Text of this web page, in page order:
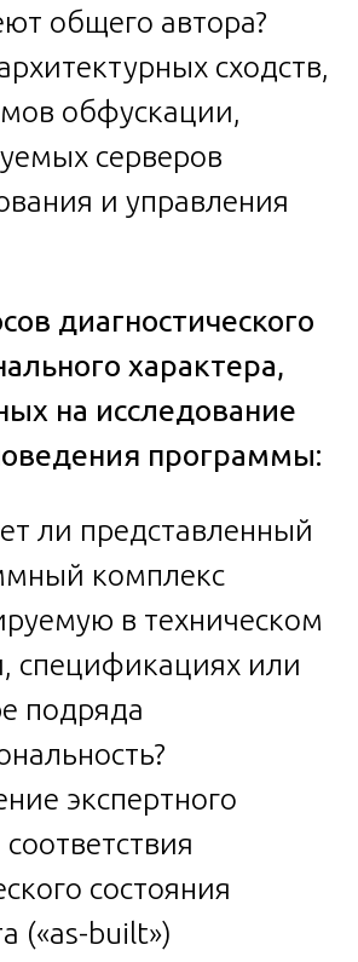
общего автора?
сходств,
обфускации,
серверов
и управления
диагностического
характера,
на исследование
программы:
ли представленный
комплекс
в техническом
спецификациях или
подряда
экспертного
состояния
(«as-built»)